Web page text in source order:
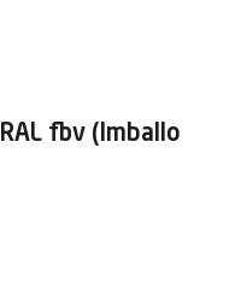
fbv (Imballo